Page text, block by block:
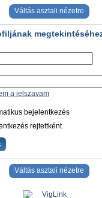
Váltás asztali nézetre
a jelszavam
bejelentkezés
rejtettként
Váltás asztali nézetre